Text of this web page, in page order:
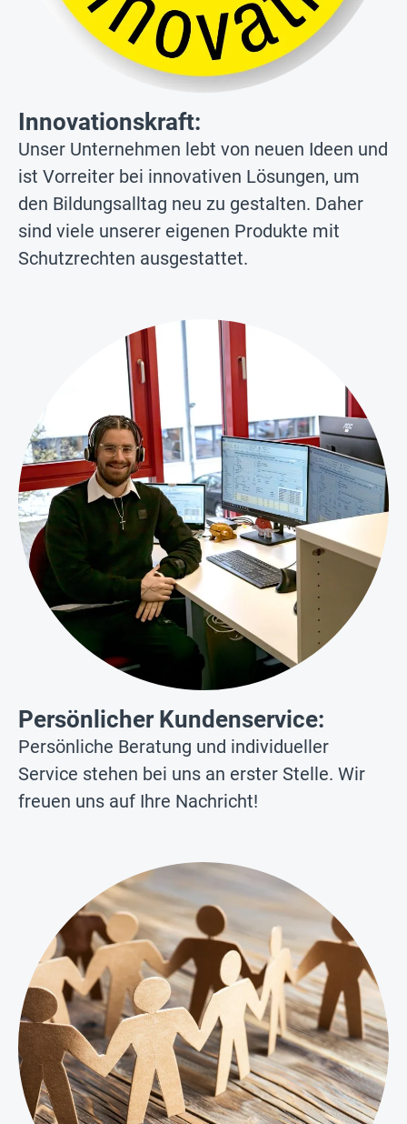
Innovationskraft:
Unser Unternehmen lebt von neuen Ideen und
ist Vorreiter bei innovativen Lösungen, um
den Bildungsalltag neu zu gestalten. Daher
sind viele unserer eigenen Produkte mit
Schutzrechten ausgestattet.
Persönlicher Kundenservice:
Persönliche Beratung und individueller
Service stehen bei uns an erster Stelle. Wir
freuen uns auf Ihre Nachricht!